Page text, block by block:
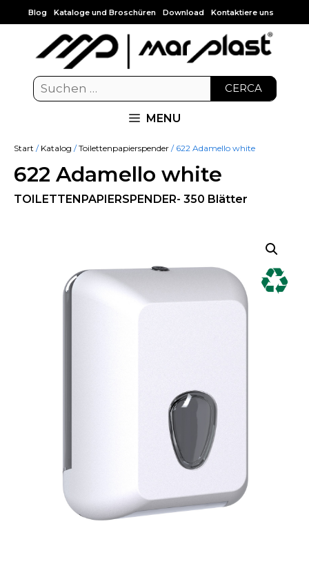
Blog Kataloge und Broschüren Download Kontaktiere uns
CERCA
MENU
Start / Katalog /Toilettenpapierspender / 622 Adamello white
622 Adamello white
TOILETTENPAPIERSPENDER- 350 Blätter